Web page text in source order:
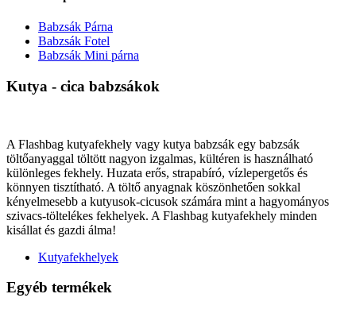
Babzsák Párna
Babzsák Fotel
Babzsák Mini párna
Kutya - cica babzsákok
A Flashbag kutyafekhely vagy kutya babzsák egy babzsák
töltőanyaggal töltött nagyon izgalmas, kültéren is használható
különleges fekhely. Huzata erős, strapabíró, vízlepergetős és
könnyen tisztítható. A töltő anyagnak köszönhetően sokkal
kényelmesebb a kutyusok-cicusok számára mint a hagyományos
szivacs-töltelékes fekhelyek. A Flashbag kutyafekhely minden
kisállat és gazdi álma!
Kutyafekhelyek
Egyéb termékek